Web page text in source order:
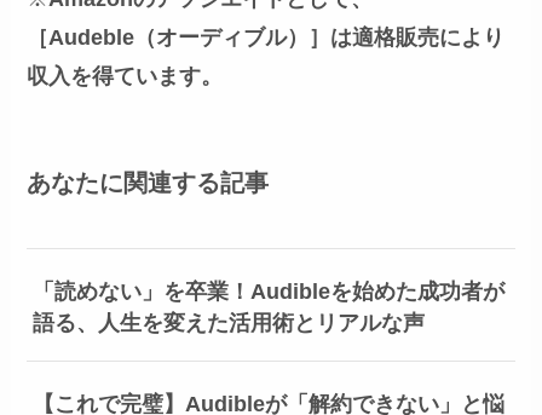
［Audeble（オーディブル）］は適格販売により
収入を得ています。
あなたに関連する記事
「読めない」を卒業！Audibleを始めた成功者が
語る、人生を変えた活用術とリアルな声
【これで完璧】Audibleが「解約できない」と悩